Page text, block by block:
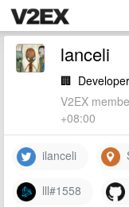
lanceli
🏢 Developer
V2EX
+08:00
ilanceli
lll#1558